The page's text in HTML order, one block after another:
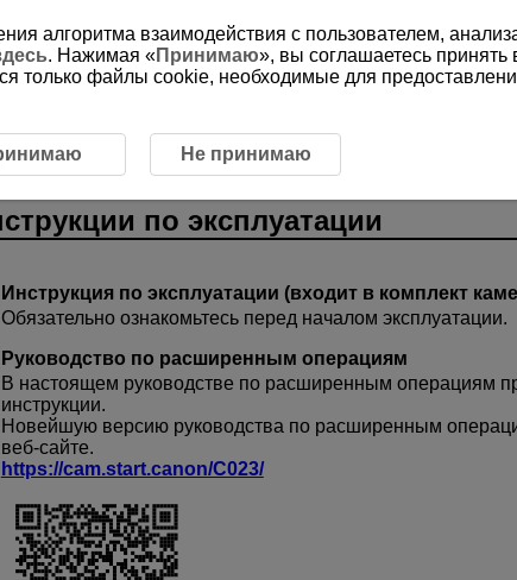
по эксплуатации
Инструкция по эксплуатации (входит в комплект
Обязательно ознакомьтесь перед началом эксплуатации.
Руководство по расширенным операциям
В настоящем руководстве по расширенным операциям
инструкции.
Новейшую версию руководства по расширенным
веб-сайте.
https://cam.start.canon/C023/
алгоритма взаимодействия с пользователем,
. Нажимая «Принимаю», вы соглашаетесь
только файлы cookie, необходимые для
Не принимаю